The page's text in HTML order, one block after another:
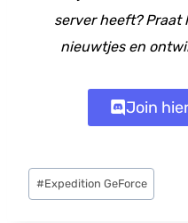
server heeft? Praat
nieuwtjes en
Join
Bericht
tags:
#Expedition GeForce